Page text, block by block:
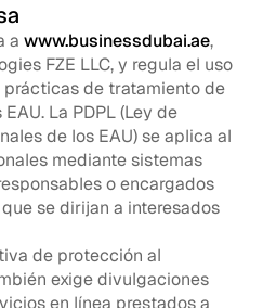
a www.businessdubai.ae,
FZE LLC, y regula el uso
de tratamiento de
La PDPL (Ley de
de los EAU) se aplica al
mediante sistemas
o encargados
se dirijan a interesados
de protección al
exige divulgaciones
en línea prestados a